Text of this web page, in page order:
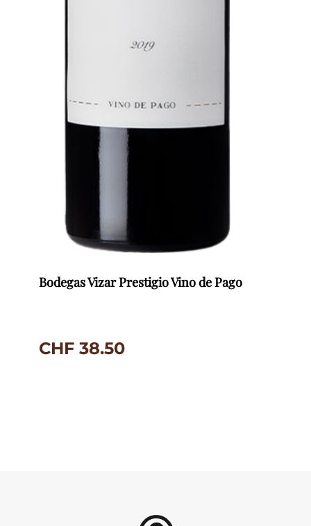
Bodegas Vizar Prestigio Vino de Pago
CHF 38.50